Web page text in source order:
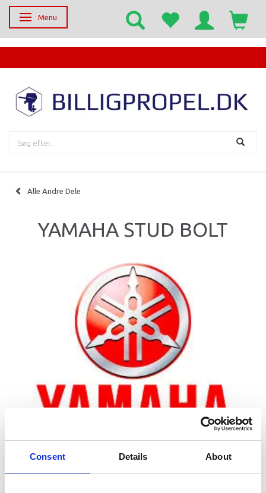
Consent Details About
Skifte navigation
Menu
Alle Andre Dele
YAMAHA STUD BOLT